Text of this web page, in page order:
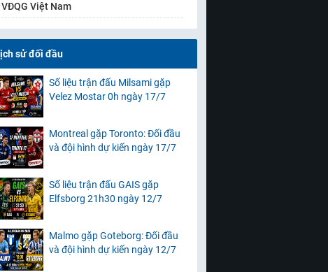
VĐQG Việt Nam
sử đối đầu
Số liệu trận đấu Milsami gặp
Velez Mostar 0h ngày 17/7
Montreal gặp Toronto: Đối đầu
và đội hình dự kiến ngày 17/7
Số liệu trận đấu GAIS gặp
Elfsborg 21h30 ngày 12/7
Malmo gặp Goteborg: Đối đầu
và đội hình dự kiến ngày 12/7